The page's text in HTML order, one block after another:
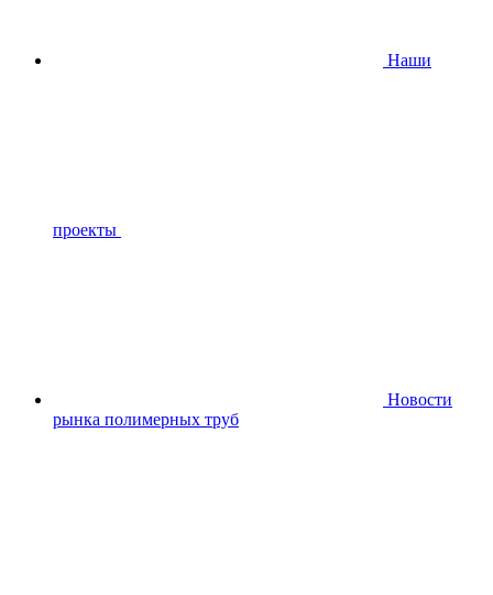
Наши
проекты
Новости
рынка полимерных труб